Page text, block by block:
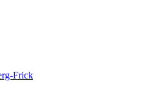
Frick